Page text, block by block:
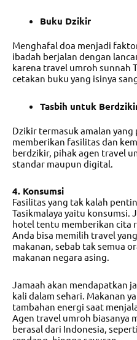
Buku Dzikir
Menghafal doa menjadi
ibadah berjalan dengan
karena travel umroh sunnah
cetakan buku yang isinya
Tasbih untuk
Dzikir termasuk amalan
memberikan fasilitas dan
berdzikir, pihak agen travel
standar maupun digital.
4. Konsumsi
Fasilitas yang tak kalah
Tasikmalaya yaitu konsumsi.
hotel tentu memberikan cita
Anda bisa memilih travel
makanan, sebab tak semua
makanan negara asing.
Jamaah akan mendapatkan
kali dalam sehari. Makanan
tambahan energi saat
Agen travel umroh biasanya
berasal dari Indonesia,